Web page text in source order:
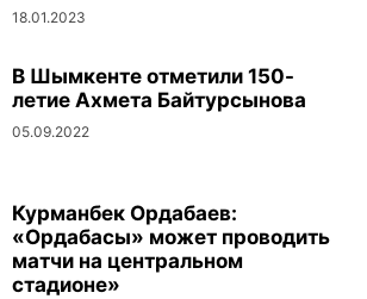
18.01.2023
В Шымкенте отметили 150-
летие Ахмета Байтурсынова
05.09.2022
Курманбек Ордабаев:
«Ордабасы» может проводить
матчи на центральном
стадионе»